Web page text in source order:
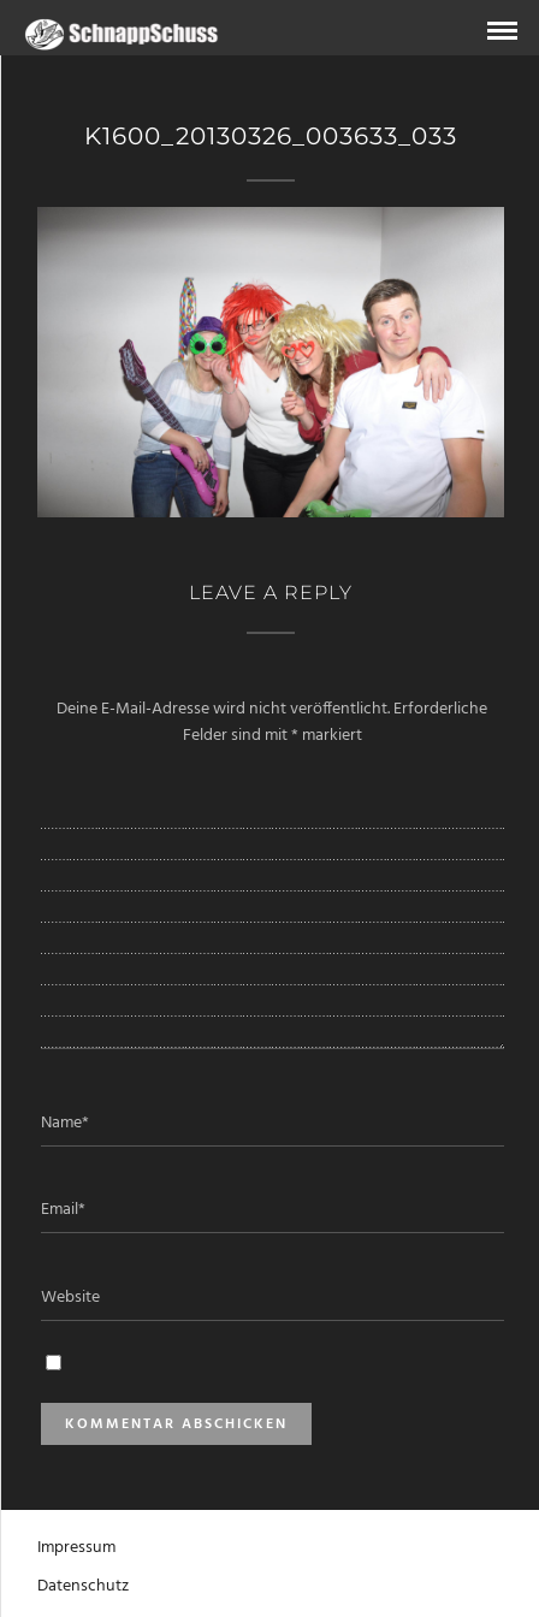
K1600_20130326_003633_033
LEAVE A REPLY
Deine E-Mail-Adresse wird nicht veröffentlicht.Erforderliche
Felder sind mit* markiert
Impressum
Datenschutz